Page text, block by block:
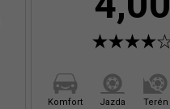
Komfort Jazda Terén